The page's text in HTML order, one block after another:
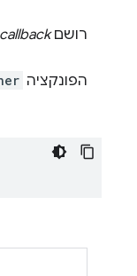
רושםcallback
הפונקציה